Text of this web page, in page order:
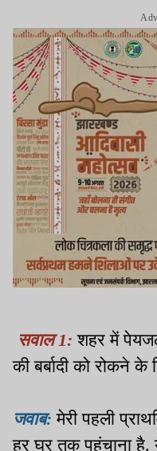
सवाल 1:शहर में
की बर्बादी को रोकने
जवाब:मेरी पहली
हर घर तक पहुंचाना है.